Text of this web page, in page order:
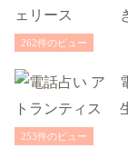
262件のビュー
253件のビュー